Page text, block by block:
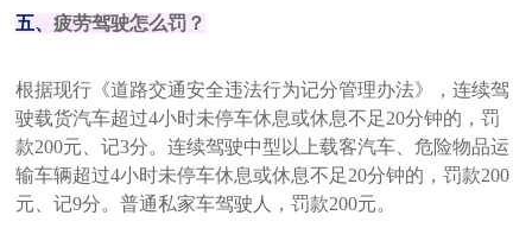
五、疲劳驾驶怎么罚？
根据现行《道路交通安全违法行为记分管理办法》，连续驾
驶载货汽车超过4小时未停车休息或休息不足20分钟的，罚
款200元、记3分。连续驾驶中型以上载客汽车、危险物品运
输车辆超过4小时未停车休息或休息不足20分钟的，罚款200
元、记9分。普通私家车驾驶人，罚款200元。